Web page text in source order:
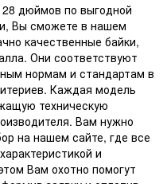
дюймов по выгодной
Вы сможете в нашем
качественные байки,
Они соответствуют
нормам и стандартам в
Каждая модель
техническую
Вам нужно
на нашем сайте, где все
и
Вам охотно помогут